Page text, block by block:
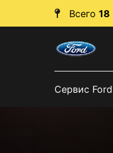
Всего 18
Сервис Ford